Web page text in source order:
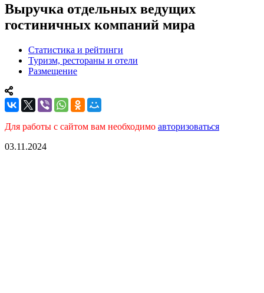
Выручка отдельных ведущих
гостиничных компаний мира
Статистика и рейтинги
Туризм, рестораны и отели
Размещение
Для работы с сайтом вам необходимо авторизоваться
03.11.2024